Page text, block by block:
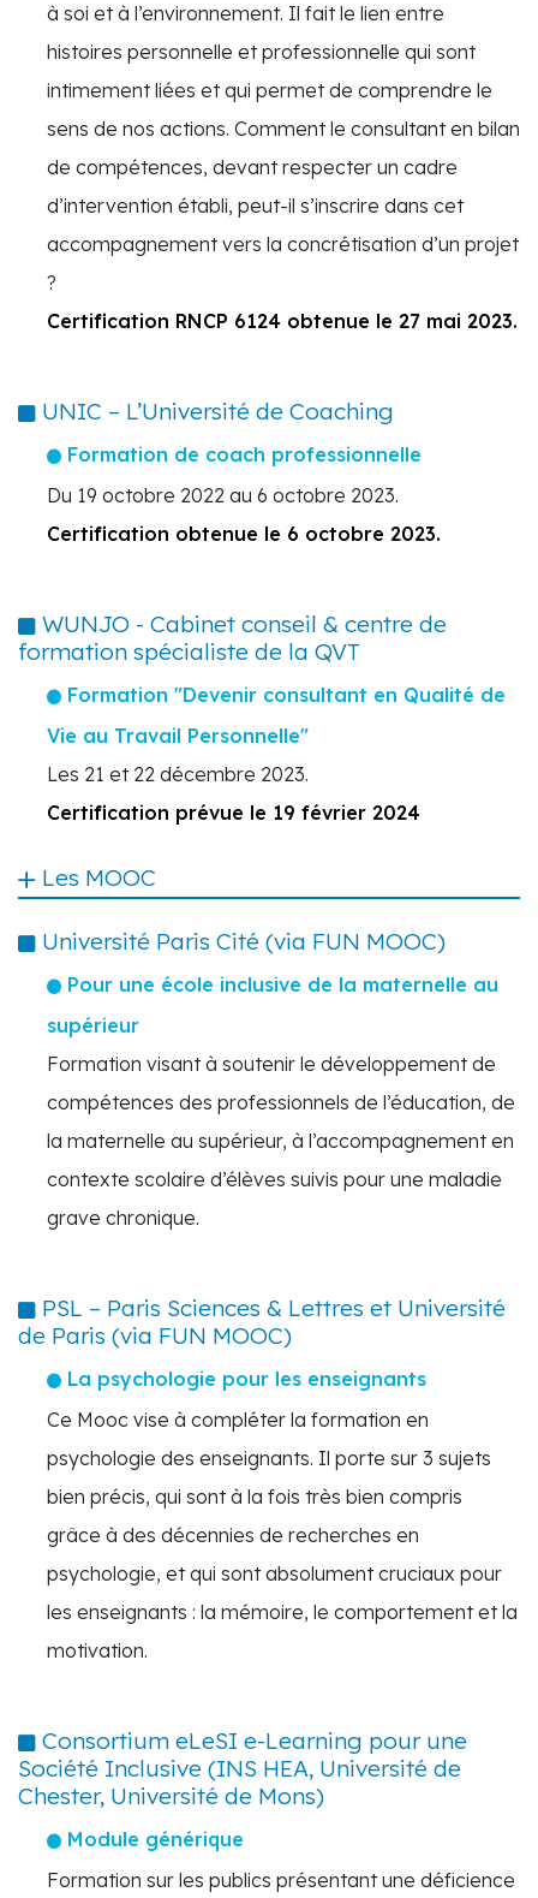
à soi et à l’environnement. Il fait le lien entre
histoires personnelle et professionnelle qui sont
intimement liées et qui permet de comprendre le
sens de nos actions. Comment le consultant en bilan
de compétences, devant respecter un cadre
d’intervention établi, peut-il s’inscrire dans cet
accompagnement vers la concrétisation d’un projet
?
Certification RNCP 6124 obtenue le 27 mai 2023.
UNIC – L’Université de Coaching
Formation de coach professionnelle
Du 19 octobre 2022 au 6 octobre 2023.
Certification obtenue le 6 octobre 2023.
WUNJO - Cabinet conseil & centre de
formation spécialiste de la QVT
Formation "Devenir consultant en Qualité de
Vie au Travail Personnelle"
Les 21 et 22 décembre 2023.
Certification prévue le 19 février 2024
Les MOOC
Université Paris Cité (via FUN MOOC)
Pour une école inclusive de la maternelle au
supérieur
Formation visant à soutenir le développement de
compétences des professionnels de l’éducation, de
la maternelle au supérieur, à l’accompagnement en
contexte scolaire d’élèves suivis pour une maladie
grave chronique.
PSL – Paris Sciences & Lettres et Université
de Paris (via FUN MOOC)
La psychologie pour les enseignants
Ce Mooc vise à compléter la formation en
psychologie des enseignants. Il porte sur 3 sujets
bien précis, qui sont à la fois très bien compris
grâce à des décennies de recherches en
psychologie, et qui sont absolument cruciaux pour
les enseignants : la mémoire, le comportement et la
motivation.
Consortium eLeSI e-Learning pour une
Société Inclusive (INS HEA, Université de
Chester, Université de Mons)
Module générique
Formation sur les publics présentant une déficience